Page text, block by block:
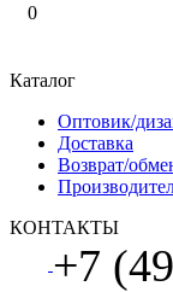
0
Каталог
Оптовик/
Доставка
Возврат/
КОНТАКТЫ
+7